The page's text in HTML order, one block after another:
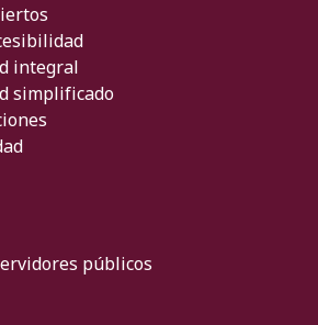
integral
simplificado
públicos